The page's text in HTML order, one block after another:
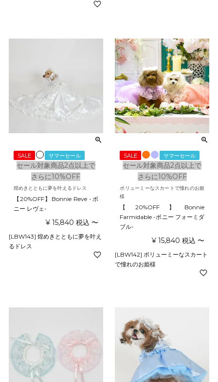
SALE サマーセール
セール対象商品2点以上で
さらに10%OFF
煌めきとともに夢を叶えるドレス
【20%OFF】Bonnie Reve -ボ
ニー レヴェ-
¥ 15,840 税込 〜
[LBW143] 煌めきとともに夢を叶え
るドレス
SALE サマーセール
セール対象商品2点以上で
さらに10%OFF
ボリューミーなスカートで憧れのお姫
様
【20%OFF】Bonnie
Farmidable -ボニー フォーミダ
ブル-
¥ 15,840 税込 〜
[LBW142] ボリューミーなスカート
で憧れのお姫様